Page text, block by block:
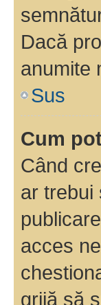
Dacă
anumite
Sus
Cum
Când
ar trebui
acces
grijă să